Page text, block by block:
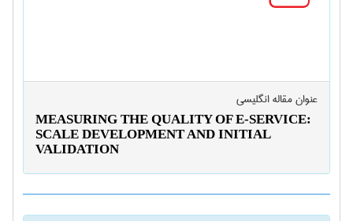
عنوان مقاله انگليسی
MEASURING THE QUALITY OF E-SERVICE:
SCALE DEVELOPMENT AND INITIAL
VALIDATION